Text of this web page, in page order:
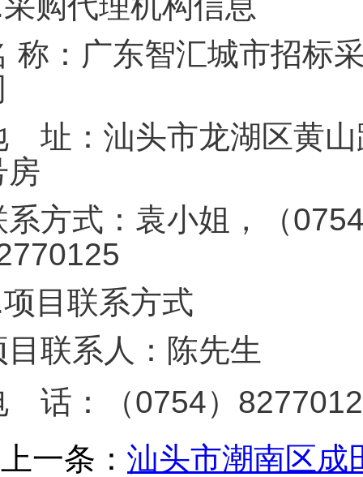
称：广东智汇城市招标
址：汕头市龙湖区黄山
系方式：袁小姐，（
项目联系方式
目联系人：陈先生
话：（0754）
上一条： 汕头市潮南区成